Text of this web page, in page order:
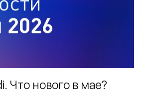
Что нового в мае?